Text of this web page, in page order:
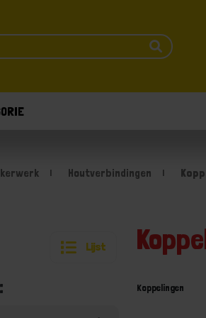
Houtverbindingen
Lijst
Koppelingen